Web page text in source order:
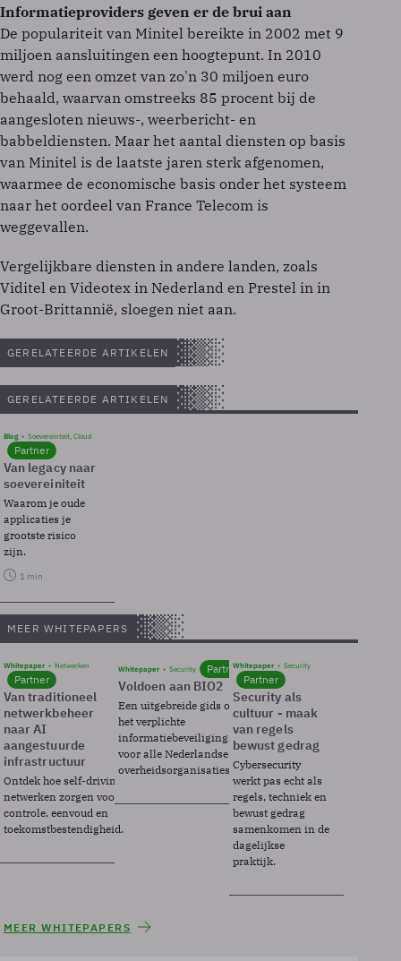
Informatieproviders geven er de brui aan
De populariteit van Minitel bereikte in 2002 met 9
miljoen aansluitingen een hoogtepunt. In 2010
werd nog een omzet van zo'n 30 miljoen euro
behaald, waarvan omstreeks 85 procent bij de
aangesloten nieuws-, weerbericht- en
babbeldiensten. Maar het aantal diensten op basis
van Minitel is de laatste jaren sterk afgenomen,
waarmee de economische basis onder het systeem
naar het oordeel van France Telecom is
weggevallen.
Vergelijkbare diensten in andere landen, zoals
Viditel en Videotex in Nederland en Prestel in in
Groot-Brittannië, sloegen niet aan.
GERELATEERDE ARTIKELEN
GERELATEERDE ARTIKELEN
Blog Soevereinteit, Cloud
Partner
Van legacy naar
soevereiniteit
Waarom je oude
applicaties je
grootste risico
zijn.
1 min
MEER WHITEPAPERS
Whitepaper Netwerken
Partner
Van traditioneel
netwerkbeheer
naar AI
aangestuurde
infrastructuur
Ontdek hoe self-driving
netwerken zorgen voor
controle, eenvoud en
toekomstbestendigheid.
Whitepaper Security Partner
Voldoen aan BIO2
Een uitgebreide gids over BIO2,
het verplichte
informatiebeveiligingsframework
voor alle Nederlandse
overheidsorganisaties.
Whitepaper Security
Partner
Security als
cultuur - maak
van regels
bewust gedrag
Cybersecurity
werkt pas echt als
regels, techniek en
bewust gedrag
samenkomen in de
dagelijkse
praktijk.
MEER WHITEPAPERS